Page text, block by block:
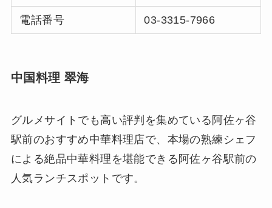
電話番号 03-3315-7966
中国料理 翠海
グルメサイトでも高い評判を集めている阿佐ヶ谷
駅前のおすすめ中華料理店で、本場の熟練シェフ
による絶品中華料理を堪能できる阿佐ヶ谷駅前の
人気ランチスポットです。